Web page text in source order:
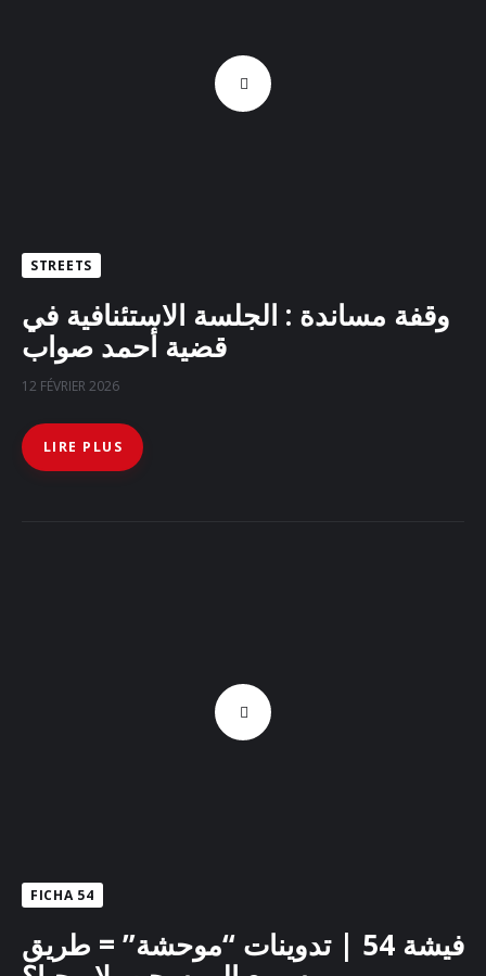
STREETS
وقفة مساندة : الجلسة الاستئنافية في
قضية أحمد صواب
12 FÉVRIER 2026
LIRE PLUS
FICHA 54
فيشة 54 | تدوينات “موحشة” = طريق